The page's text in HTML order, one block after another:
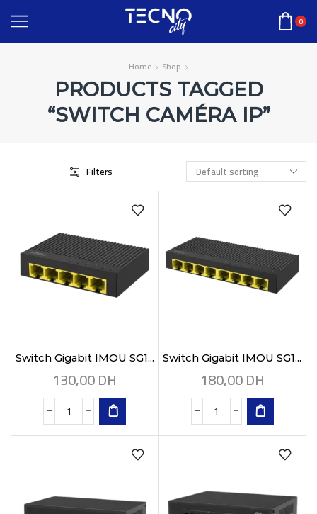
0
Home Shop
PRODUCTS TAGGED
“SWITCH CAMÉRA IP”
Filters
Switch Gigabit IMOU SG1...
130,00DH
Switch Gigabit IMOU SG1...
180,00DH